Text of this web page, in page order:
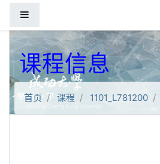
课程信息
首页 课程 1101_L781200